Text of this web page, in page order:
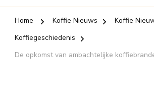
Home Koffie Nieuws
Koffie
Koffiegeschiedenis
De opkomst van ambachtelijke